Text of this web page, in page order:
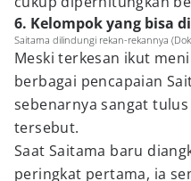
6. Kelompok yang bisa
Saitama dilindungi rekan-rekannya
Meski terkesan ikut
berbagai pencapaian
sebenarnya sangat
tersebut.
Saat Saitama baru
peringkat pertama, ia